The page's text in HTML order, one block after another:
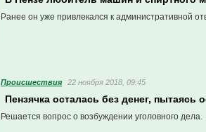
Ранее он уже привлекался к административной
Проиcшествия 22 ноября 2018, 09:45
Пензячка осталась без денег, пытаясь
Решается вопрос о возбуждении уголовного дела.